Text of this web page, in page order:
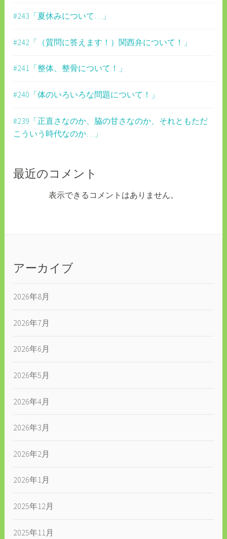
#243「夏休みについて…」
#242「（質問に答えます！）関西弁について！」
#241「整体、整骨について！」
#240「体のいろいろな問題について！」
#239「正直さなのか、脇の甘さなのか、それともただ
こういう時代なのか…」
最近のコメント
表示できるコメントはありません。
アーカイブ
2026年8月
2026年7月
2026年6月
2026年5月
2026年4月
2026年3月
2026年2月
2026年1月
2025年12月
2025年11月